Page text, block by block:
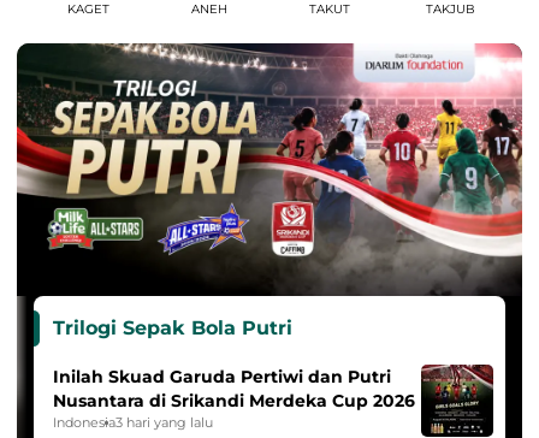
KAGET ANEH TAKUT TAKJUB
Trilogi Sepak Bola Putri
Inilah Skuad Garuda Pertiwi dan Putri
Nusantara di Srikandi Merdeka Cup 2026
Indonesia3 hari yang lalu